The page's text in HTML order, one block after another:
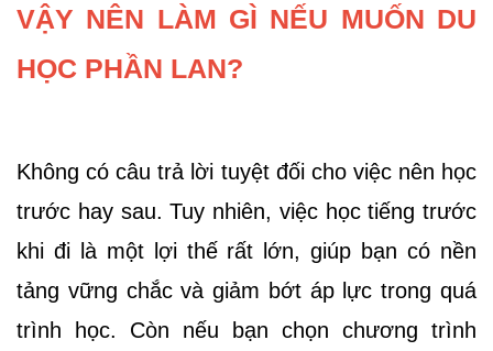
VẬY NÊN LÀM GÌ NẾU MUỐN DU
HỌC PHẦN LAN?
Không có câu trả lời tuyệt đối cho việc nên học
trước hay sau. Tuy nhiên, việc học tiếng trước
khi đi là một lợi thế rất lớn, giúp bạn có nền
tảng vững chắc và giảm bớt áp lực trong quá
trình học. Còn nếu bạn chọn chương trình